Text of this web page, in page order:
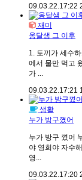
09.03.22.17:22
재미
옹달샘 그 이후
1. 토끼가 세수
에서 물만 먹고
가 ...
09.03.22.17:21
생활
누가 방구꼈어
누가 방구 꼈어
야 영희야 자수
영...
09.03.22.17:20